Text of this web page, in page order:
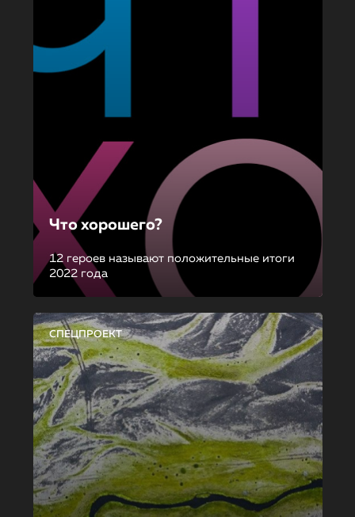
Что хорошего?
12 героев называют положительные итоги
2022 года
СПЕЦПРОЕКТ